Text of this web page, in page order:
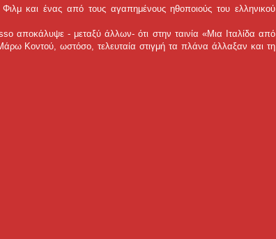
και ένας από τους αγαπημένους ηθοποιούς του ελληνικού
αποκάλυψε - μεταξύ άλλων- ότι στην ταινία «Μια Ιταλίδα από
Κοντού, ωστόσο, τελευταία στιγμή τα πλάνα άλλαξαν και τη